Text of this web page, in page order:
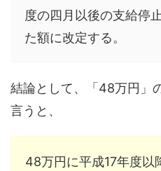
度の四月以後の支給停
た額に改定する。
結論として、「48万円」
言うと、
48万円に平成17年度以